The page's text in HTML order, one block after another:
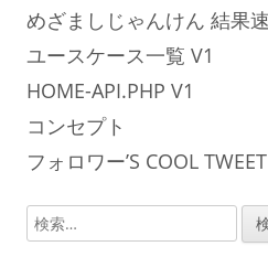
めざましじゃんけん 結果
ユースケース一覧 V1
HOME-API.PHP V1
コンセプト
フォロワー’S COOL TWEET
検
索: